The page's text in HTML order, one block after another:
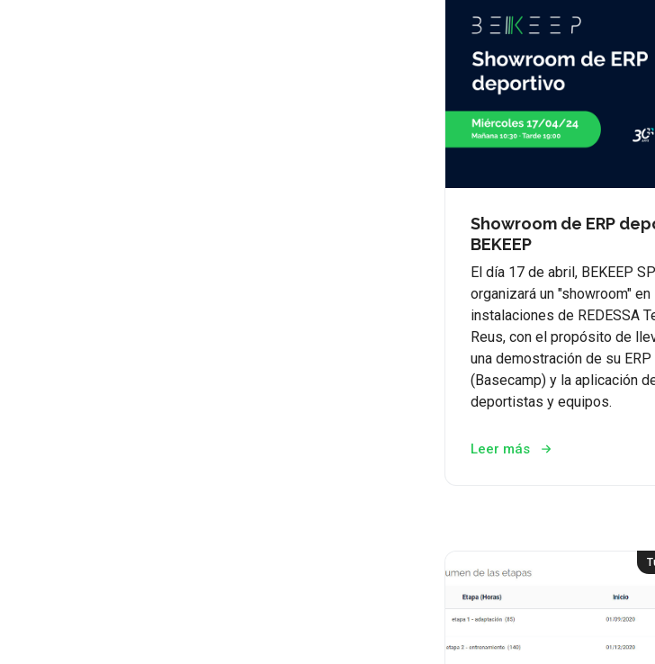
Showroom de ERP
BEKEEP
El día 17 de abril, BEKEEP
organizará un "showroom" en
instalaciones de REDESSA
Reus, con el propósito de
una demostración de su
(Basecamp) y la aplicación
deportistas y equipos.
Leer más